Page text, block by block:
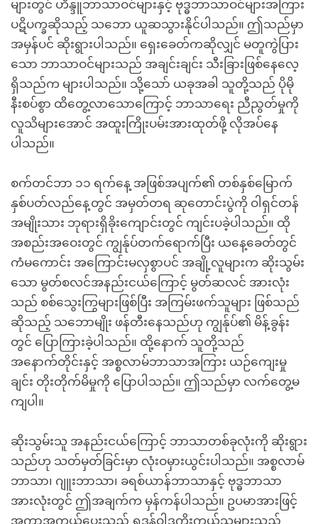
များတွင် ဟိန္ဒူဘာသာဝင်များနှင့် ဗုဒ္ဓဘာသာဝင်များအကြား
ပဋိပက္ခဆိုသည့် သဘော ယူဆသွားနိုင်ပါသည်။ ဤသည်မှာ
အမှန်ပင် ဆိုးရွားပါသည်။ ရှေးခေတ်ကဆိုလျှင် မတူကွဲပြား
သော ဘာသာဝင်များသည် အချင်းချင်း သီးခြားဖြစ်နေလေ့
ရှိသည်က များပါသည်။ သို့သော် ယခုအခါ သူတို့သည် ပိုမို
နီးစပ်စွာ ထိတွေ့လာသောကြောင့် ဘာသာရေး ညီညွတ်မှုကို
လူသိများအောင် အထူးကြိုးပမ်းအားထုတ်ဖို့ လိုအပ်နေ
ပါသည်။
စက်တင်ဘာ ၁၁ ရက်နေ့ အဖြစ်အပျက်၏ တစ်နှစ်မြောက်
နှစ်ပတ်လည်နေ့တွင် အမှတ်တရ ဆုတောင်းပွဲကို ဝါရှင်တန်
အမျိုးသား ဘုရားရှိခိုးကျောင်းတွင် ကျင်းပခဲ့ပါသည်။ ထို
အစည်းအဝေးတွင် ကျွန်ုပ်တက်ရောက်ပြီး ယနေ့ခေတ်တွင်
ကံမကောင်း အကြောင်းမလှစွာပင် အချို့လူများက ဆိုးသွမ်း
သော မွတ်စလင်အနည်းငယ်ကြောင့် မွတ်ဆလင် အားလုံး
သည် စစ်သွေးကြွများဖြစ်ပြီး အကြမ်းဖက်သူများ ဖြစ်သည်
ဆိုသည့် သဘောမျိုး ဖန်တီးနေသည်ဟု ကျွန်ုပ်၏ မိန့်ခွန်း
တွင် ပြောကြားခဲ့ပါသည်။ ထို့နောက် သူတို့သည်
အနောက်တိုင်းနှင့် အစ္စလာမ်ဘာသာအကြား ယဉ်ကျေးမှု
ချင်း တိုးတိုက်မိမှုကို ပြောပါသည်။ ဤသည်မှာ လက်တွေ့မ
ကျပါ။
ဆိုးသွမ်းသူ အနည်းငယ်ကြောင့် ဘာသာတစ်ခုလုံးကို ဆိုးရွား
သည်ဟု သတ်မှတ်ခြင်းမှာ လုံးဝမှားယွင်းပါသည်။ အစ္စလာမ်
ဘာသာ၊ ဂျူးဘာသာ၊ ခရစ်ယာန်ဘာသာနှင့် ဗုဒ္ဓဘာသာ
အားလုံးတွင် ဤအချက်က မှန်ကန်ပါသည်။ ဥပမာအားဖြင့်
အကာအကွယ်ပေးသည့် ရှုဒန်ဝါဒကိုးကွယ်သူများသည်